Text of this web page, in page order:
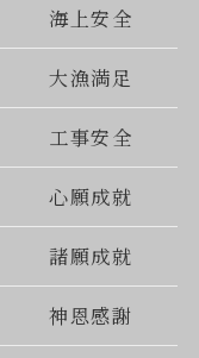
海上安全
大漁満足
工事安全
心願成就
諸願成就
神恩感謝